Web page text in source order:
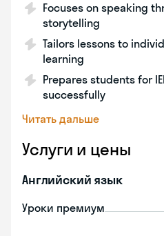
Focuses on speaking
storytelling
Tailors lessons to
learning
Prepares students for
successfully
Читать дальше
Услуги и цены
Английский язык
Уроки премиум